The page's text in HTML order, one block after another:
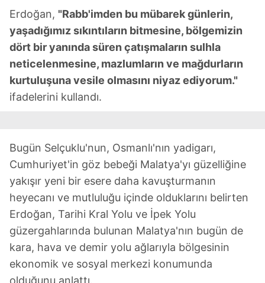
Erdoğan, "Rabb'imden bu mübarek günlerin,
yaşadığımız sıkıntıların bitmesine, bölgemizin
dört bir yanında süren çatışmaların sulhla
neticelenmesine, mazlumların ve mağdurların
kurtuluşuna vesile olmasını niyaz ediyorum."
ifadelerini kullandı.
Bugün Selçuklu'nun, Osmanlı'nın yadigarı,
Cumhuriyet'in göz bebeği Malatya'yı güzelliğine
yakışır yeni bir esere daha kavuşturmanın
heyecanı ve mutluluğu içinde olduklarını belirten
Erdoğan, Tarihi Kral Yolu ve İpek Yolu
güzergahlarında bulunan Malatya'nın bugün de
kara, hava ve demir yolu ağlarıyla bölgesinin
ekonomik ve sosyal merkezi konumunda
olduğunu anlattı.